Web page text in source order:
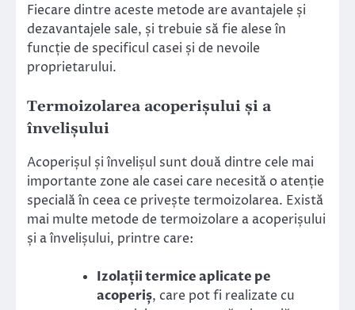
Fiecare dintre aceste metode are avantajele și
dezavantajele sale, și trebuie să fie alese în
funcție de specificul casei și de nevoile
proprietarului.
Termoizolarea acoperișului și a
învelișului
Acoperișul și învelișul sunt două dintre cele mai
importante zone ale casei care necesită o atenție
specială în ceea ce privește termoizolarea. Există
mai multe metode de termoizolare a acoperișului
și a învelișului, printre care:
Izolații termice aplicate pe
acoperiș, care pot fi realizate cu